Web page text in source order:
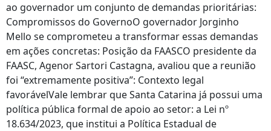
ao governador um conjunto de demandas prioritárias:
Compromissos do GovernoO governador Jorginho
Mello se comprometeu a transformar essas demandas
em ações concretas: Posição da FAASCO presidente da
FAASC, Agenor Sartori Castagna, avaliou que a reunião
foi “extremamente positiva”: Contexto legal
favorávelVale lembrar que Santa Catarina já possui uma
política pública formal de apoio ao setor: a Lei nº
18.634/2023, que institui a Política Estadual de